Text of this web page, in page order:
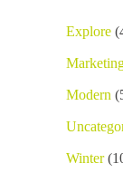
Explore
Modern
Winter